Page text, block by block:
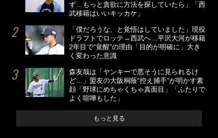
ず…もっと貪欲に方法を探していたら」「西
武移籍はいいキッカケ」
「僕だろうな、と覚悟はしていました」現役
ドラフトでロッテ→西武へ…平沢大河が移籍
2年目で“覚醒”の理由「目的が明確に」大き
く変わった意識
森友哉は「ヤンキーで悪そうに見られるけ
ど…」盟友の大阪桐蔭“控え捕手”が明かす素
顔「野球にめちゃくちゃ真面目」「ふたりで
よく喧嘩もした」
もっと見る